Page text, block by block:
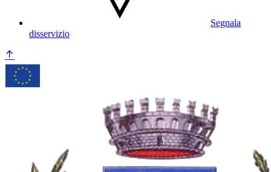
Segnala
disservizio